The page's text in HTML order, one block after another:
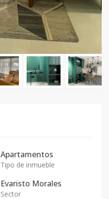
Apartamentos
Tipo de inmueble
Evaristo Morales
Sector